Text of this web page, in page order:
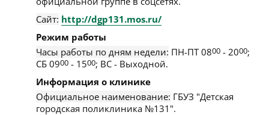
Сайт: http://dgp131.mos.ru/
Режим работы
Часы работы по дням недели: ПН-ПТ 0800 - 2000;
СБ 0900 - 1500; ВС - Выходной.
Информация о клинике
Официальное наименование: ГБУЗ "Детская
городская поликлиника №131".